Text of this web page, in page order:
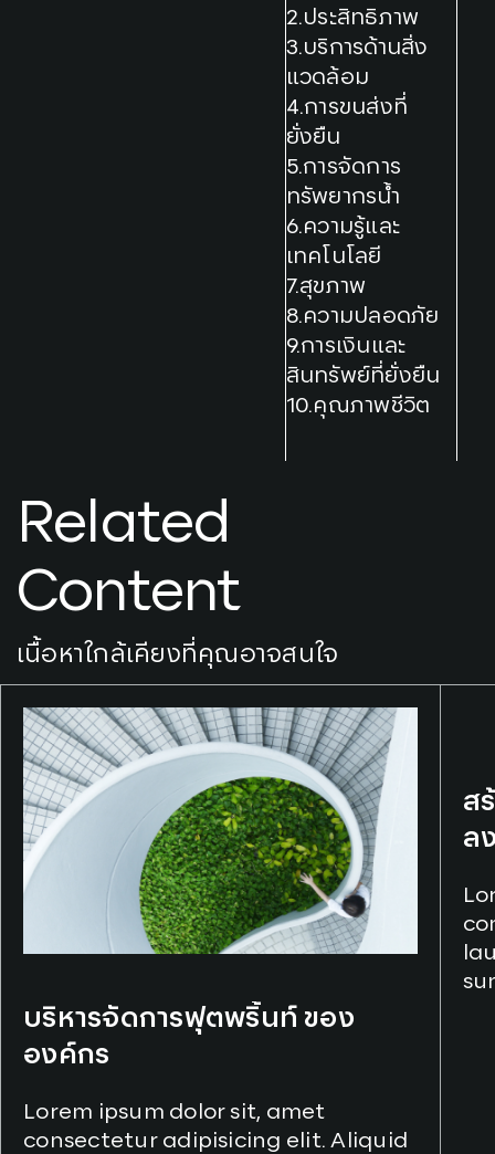
2.ประสิทธิภาพ
3.บริการด้านสิ่ง
แวดล้อม
4.การขนส่งที่
ยั่งยืน
5.การจัดการ
ทรัพยากรน้ำ
6.ความรู้และ
เทคโนโลยี
7.สุขภาพ
8.ความปลอดภัย
9.การเงินและ
สินทรัพย์ที่ยั่งยืน
10.คุณภาพชีวิต
Related
Content
เนื้อหาใกล้เคียงที่คุณอาจสนใจ
บริหารจัดการฟุตพริ้นท์ ของ
องค์กร
Lorem ipsum dolor sit, amet
consectetur adipisicing elit. Aliquid
ส
ล